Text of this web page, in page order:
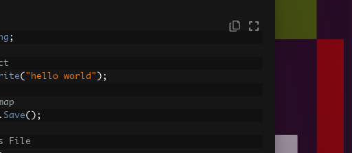
;
( "hello world" );
. Save();
File